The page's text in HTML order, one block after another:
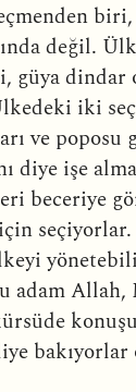
değil.
güya
iki
ve
diye işe
beceriye
seçiyorlar.
adam
bakıyorlar